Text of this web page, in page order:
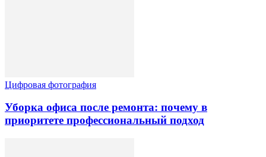
Цифровая фотография
Уборка офиса после ремонта: почему в
приоритете профессиональный подход